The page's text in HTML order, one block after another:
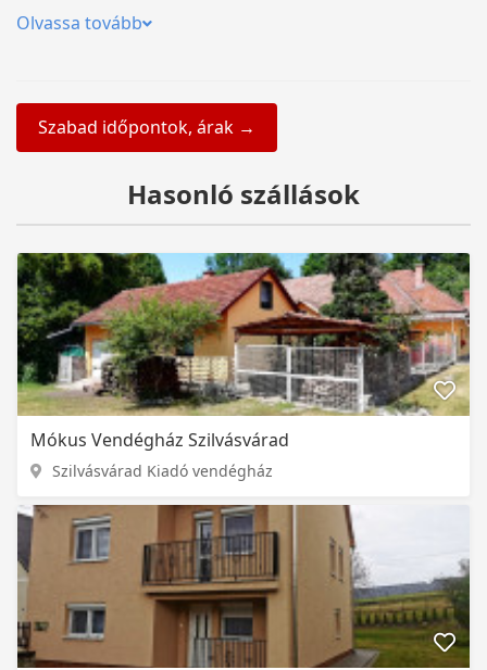
Olvassa tovább
Szabad időpontok, árak →
Hasonló szállások
Mókus Vendégház Szilvásvárad
Szilvásvárad Kiadó vendégház